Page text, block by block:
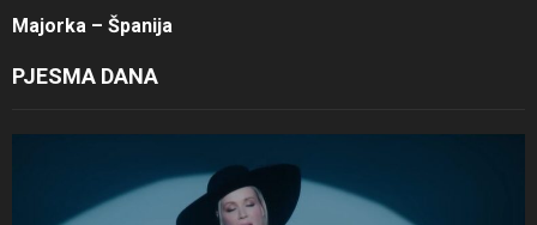
Majorka – Španija
PJESMA DANA